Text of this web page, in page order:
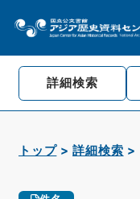
詳細検索
トップ 詳細検索